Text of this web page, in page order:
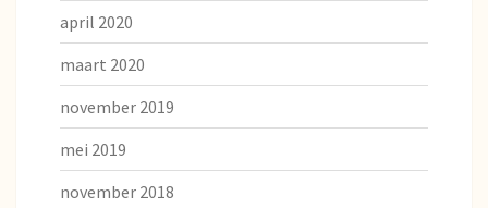
april 2020
maart 2020
november 2019
mei 2019
november 2018